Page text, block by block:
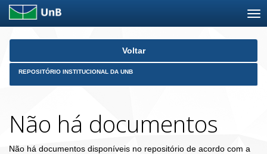
Skip
Voltar
REPOSITÓRIO INSTITUCIONAL DA UNB
Não há documentos
Não há documentos disponíveis no repositório de acordo com a